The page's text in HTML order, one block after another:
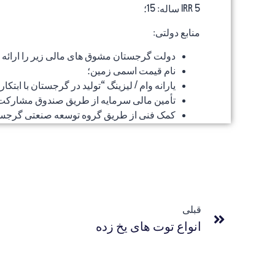
IRR 5 ساله: 15؛
منابع دولتی:
دولت گرجستان مشوق های مالی زیر را
نام قیمت اسمی زمین؛
یارانه وام / لیزینگ “تولید در گرجستان با
تأمین مالی سرمایه از طریق صندوق
کمک فنی از طریق گروه توسعه صنعتی
قبلی
انواع توت های یخ زده